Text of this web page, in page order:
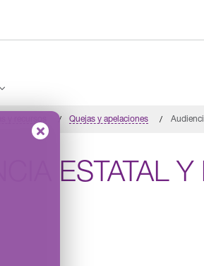
Quejas y apelaciones
ESTATAL